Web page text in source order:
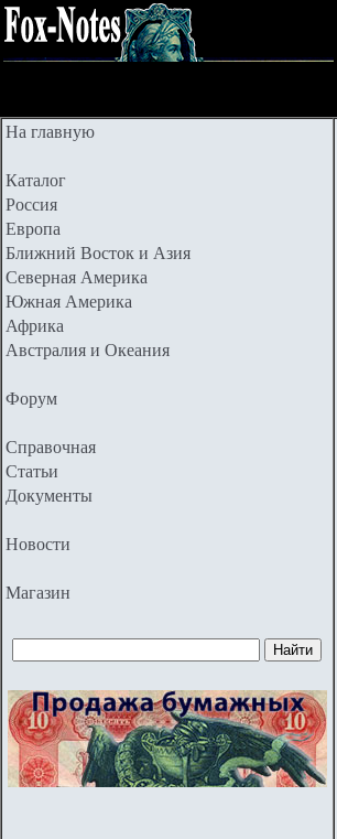
На главную
Каталог
Россия
Европа
Ближний Восток и Азия
Северная Америка
Южная Америка
Африка
Австралия и Океания
Форум
Справочная
Статьи
Документы
Новости
Магазин